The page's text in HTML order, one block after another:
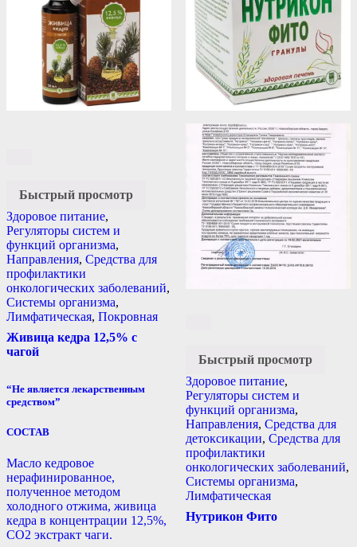
Быстрый просмотр
Здоровое питание,
Регуляторы систем и
функций организма,
Направления, Средства для
профилактики
онкологических заболеваний,
Системы организма,
Лимфатическая, Покровная
Живица кедра 12,5% с
чагой
“Не является лекарственным
средством”
СОСТАВ
Масло кедровое
нерафинированное,
полученное методом
холодного отжима, живица
кедра в концентрации 12,5%,
СО2 экстракт чаги.
Быстрый просмотр
Здоровое питание,
Регуляторы систем и
функций организма,
Направления, Средства для
детоксикации, Средства для
профилактики
онкологических заболеваний,
Системы организма,
Лимфатическая
Нутрикон Фито